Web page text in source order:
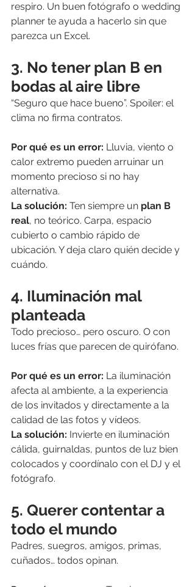
respiro. Un buen fotógrafo o wedding
planner te ayuda a hacerlo sin que
parezca un Excel.
3. No tener plan B en
bodas al aire libre
“Seguro que hace bueno”. Spoiler: el
clima no firma contratos.
Por qué es un error: Lluvia, viento o
calor extremo pueden arruinar un
momento precioso si no hay
alternativa.
La solución: Ten siempre un plan B
real, no teórico. Carpa, espacio
cubierto o cambio rápido de
ubicación. Y deja claro quién decide y
cuándo.
4. Iluminación mal
planteada
Todo precioso… pero oscuro. O con
luces frías que parecen de quirófano.
Por qué es un error: La iluminación
afecta al ambiente, a la experiencia
de los invitados y directamente a la
calidad de las fotos y vídeos.
La solución: Invierte en iluminación
cálida, guirnaldas, puntos de luz bien
colocados y coordínalo con el DJ y el
fotógrafo.
5. Querer contentar a
todo el mundo
Padres, suegros, amigos, primas,
cuñados… todos opinan.